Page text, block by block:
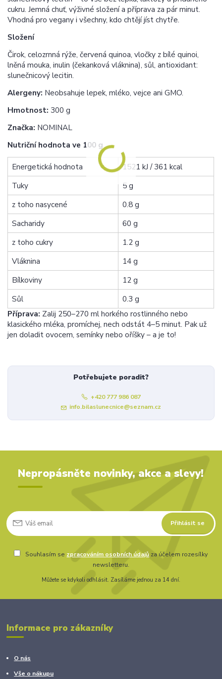
cukru. Jemná chuť, výživné složení a příprava za pár minut.
Vhodná pro vegany i všechny, kdo chtějí jíst chytře.
Složení
Čirok, celozrnná rýže, červená quinoa, vločky z bílé quinoi,
lněná mouka, inulin (čekanková vláknina), sůl, antioxidant:
slunečnicový lecitin.
Alergeny: Neobsahuje lepek, mléko, vejce ani GMO.
Hmotnost: 300 g
Značka: NOMINAL
Nutriční hodnota ve 100 g
Energetická hodnota
1521 kJ / 361 kcal
Tuky
5 g
z toho nasycené
0.8 g
Sacharidy
60 g
z toho cukry
1.2 g
Vláknina
14 g
Bílkoviny
12 g
Sůl
0.3 g
Příprava: Zalij 250–270 ml horkého rostlinného nebo
klasického mléka, promíchej, nech odstát 4–5 minut. Pak už
jen doladit ovocem, semínky nebo oříšky – a je to!
Potřebujete poradit?
+420 777 986 087
info.bilaslunecnice@seznam.cz
Nepropásněte novinky, akce a slevy!
Přihlásit se
Souhlasím se zpracováním osobních údajů za účelem rozesílky
newsletteru.
Můžete se kdykoli odhlásit. Zasíláme jednou za 14 dní.
Informace pro zákazníky
O nás
Vše o nákupu